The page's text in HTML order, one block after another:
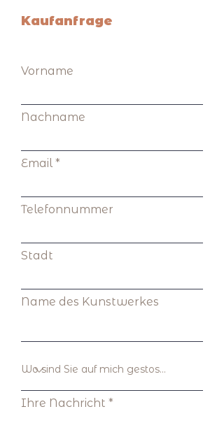
Kaufanfrage
Vorname
Nachname
Email
Telefonnummer
Stadt
Name des Kunstwerkes
Ihre Nachricht